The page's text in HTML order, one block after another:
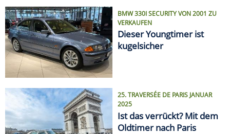
BMW 330I SECURITY VON 2001 ZU
VERKAUFEN
Dieser Youngtimer ist
kugelsicher
25. TRAVERSÉE DE PARIS JANUAR
2025
Ist das verrückt? Mit dem
Oldtimer nach Paris